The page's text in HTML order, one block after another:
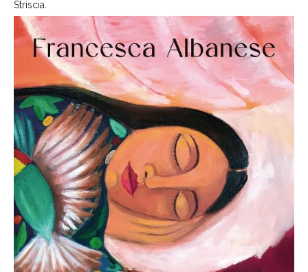
Striscia.